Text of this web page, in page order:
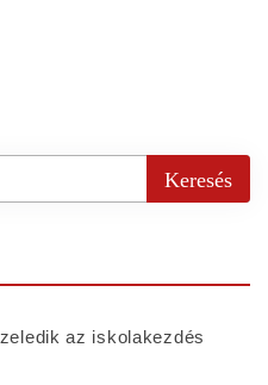
az iskolakezdés